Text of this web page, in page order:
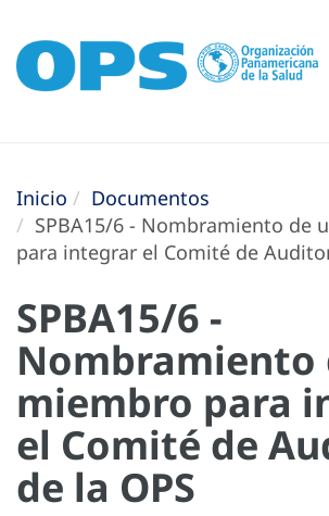
Inicio
Documentos
SPBA15/6 - Nombramiento de
para integrar el Comité de
SPBA15/6 -
Nombramiento
miembro para
el Comité de
de la OPS